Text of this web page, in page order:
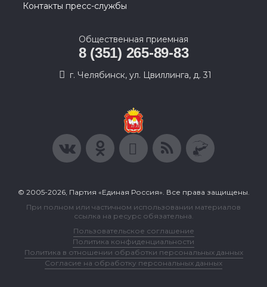
Контакты пресс-службы
Общественная приемная
8 (351) 265-89-83
г. Челябинск, ул. Цвиллинга, д. 31
© 2005-2026, Партия «Единая Россия». Все права защищены.
При полном или частичном использовании материалов
ссылка на ресурс обязательна.
Пользовательское соглашение
Политика конфиденциальности
Политика в отношении обработки персональных данных
Согласие на обработку персональных данных